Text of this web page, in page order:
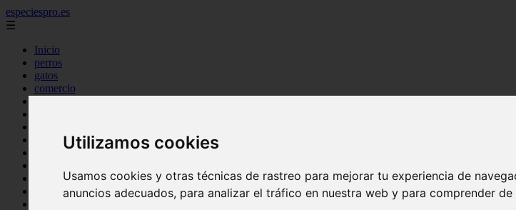
Utilizamos cookies
Usamos cookies y otras técnicas de rastreo para mejorar tu experiencia de
anuncios adecuados, para analizar el tráfico en nuestra web y para comprender
especiespro.es
☰
Inicio
perros
gatos
comercio
tenencia responsable
mantenimiento